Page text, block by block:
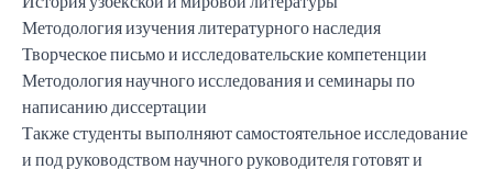
Методология изучения литературного наследия
Творческое письмо и исследовательские компетенции
Методология научного исследования и семинары по
написанию диссертации
Также студенты выполняют самостоятельное исследование
и под руководством научного руководителя готовят и